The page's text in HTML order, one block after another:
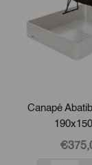
Canapé